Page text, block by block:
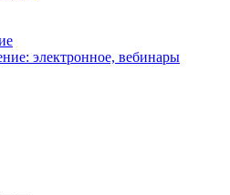
электронное, вебинары